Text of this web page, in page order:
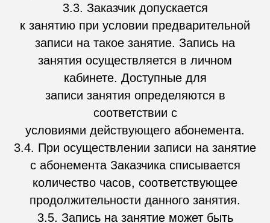
3.3. Заказчик допускается
к занятию при условии предварительной
записи на такое занятие. Запись на
занятия осуществляется в личном
кабинете. Доступные для
записи занятия определяются в
соответствии с
условиями действующего абонемента.
3.4. При осуществлении записи на занятие
с абонемента Заказчика списывается
количество часов, соответствующее
продолжительности данного занятия.
3.5. Запись на занятие может быть